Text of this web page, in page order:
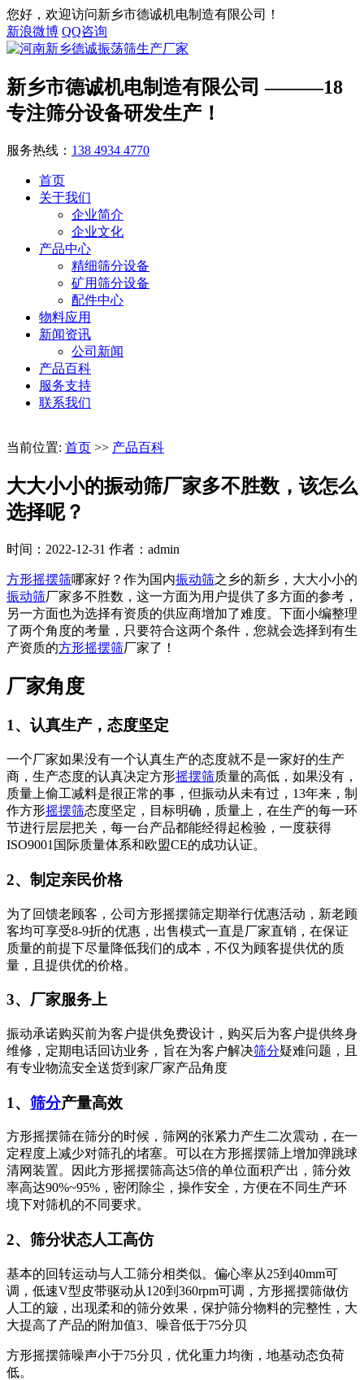
您好，欢迎访问新乡市德诚机电制造有限公司！
新浪微博 QQ咨询
新乡市德诚机电制造有限公司 ———18
专注筛分设备研发生产！
服务热线： 138 4934 4770
首页
关于我们
企业简介
企业文化
产品中心
精细筛分设备
矿用筛分设备
配件中心
物料应用
新闻资讯
公司新闻
产品百科
服务支持
联系我们
当前位置: 首页 >> 产品百科
大大小小的振动筛厂家多不胜数，该怎么
选择呢？
时间：2022-12-31 作者：admin
方形摇摆筛哪家好？作为国内振动筛之乡的新乡，大大小小的
振动筛厂家多不胜数，这一方面为用户提供了多方面的参考，
另一方面也为选择有资质的供应商增加了难度。下面小编整理
了两个角度的考量，只要符合这两个条件，您就会选择到有生
产资质的方形摇摆筛厂家了！
厂家角度
1、认真生产，态度坚定
一个厂家如果没有一个认真生产的态度就不是一家好的生产
商，生产态度的认真决定方形摇摆筛质量的高低，如果没有，
质量上偷工减料是很正常的事，但振动从未有过，13年来，制
作方形摇摆筛态度坚定，目标明确，质量上，在生产的每一环
节进行层层把关，每一台产品都能经得起检验，一度获得
ISO9001国际质量体系和欧盟CE的成功认证。
2、制定亲民价格
为了回馈老顾客，公司方形摇摆筛定期举行优惠活动，新老顾
客均可享受8-9折的优惠，出售模式一直是厂家直销，在保证
质量的前提下尽量降低我们的成本，不仅为顾客提供优的质
量，且提供优的价格。
3、厂家服务上
振动承诺购买前为客户提供免费设计，购买后为客户提供终身
维修，定期电话回访业务，旨在为客户解决筛分疑难问题，且
有专业物流安全送货到家厂家产品角度
1、 筛分产量高效
方形摇摆筛在筛分的时候，筛网的张紧力产生二次震动，在一
定程度上减少对筛孔的堵塞。可以在方形摇摆筛上增加弹跳球
清网装置。因此方形摇摆筛高达5倍的单位面积产出，筛分效
率高达90%~95%，密闭除尘，操作安全，方便在不同生产环
境下对筛机的不同要求。
2、筛分状态人工高仿
基本的回转运动与人工筛分相类似。偏心率从25到40mm可
调，低速V型皮带驱动从120到360rpm可调，方形摇摆筛做仿
人工的簸，出现柔和的筛分效果，保护筛分物料的完整性，大
大提高了产品的附加值3、噪音低于75分贝
方形摇摆筛噪声小于75分贝，优化重力均衡，地基动态负荷
低。